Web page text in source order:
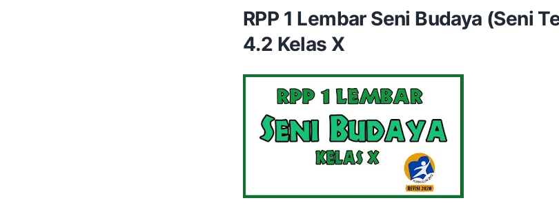
RPP 1 Lembar Seni Budaya (Seni
4.2 Kelas X